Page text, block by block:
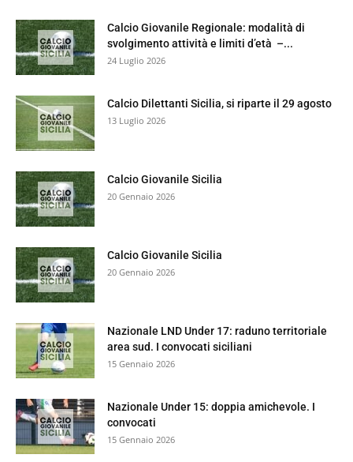
Calcio Giovanile Regionale: modalità di
svolgimento attività e limiti d’età –...
24 Luglio 2026
Calcio Dilettanti Sicilia, si riparte il 29 agosto
13 Luglio 2026
Calcio Giovanile Sicilia
20 Gennaio 2026
Calcio Giovanile Sicilia
20 Gennaio 2026
Nazionale LND Under 17: raduno territoriale
area sud. I convocati siciliani
15 Gennaio 2026
Nazionale Under 15: doppia amichevole. I
convocati
15 Gennaio 2026